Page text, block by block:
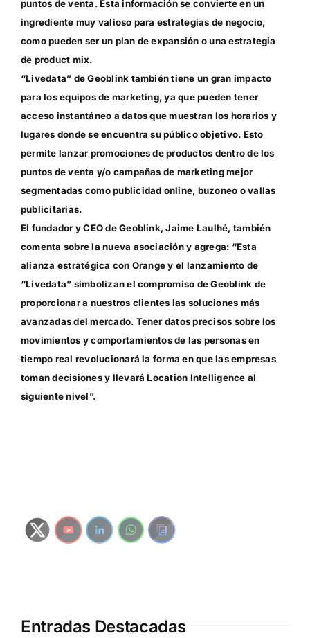
puntos de venta. Esta información se convierte en un
ingrediente muy valioso para estrategias de negocio,
como pueden ser un plan de expansión o una estrategia
de product mix.
“Livedata” de Geoblink también tiene un gran impacto
para los equipos de marketing, ya que pueden tener
acceso instantáneo a datos que muestran los horarios y
lugares donde se encuentra su público objetivo. Esto
permite lanzar promociones de productos dentro de los
puntos de venta y/o campañas de marketing mejor
segmentadas como publicidad online, buzoneo o vallas
publicitarias.
El fundador y CEO de Geoblink, Jaime Laulhé, también
comenta sobre la nueva asociación y agrega: “Esta
alianza estratégica con Orange y el lanzamiento de
“Livedata” simbolizan el compromiso de Geoblink de
proporcionar a nuestros clientes las soluciones más
avanzadas del mercado. Tener datos precisos sobre los
movimientos y comportamientos de las personas en
tiempo real revolucionará la forma en que las empresas
toman decisiones y llevará Location Intelligence al
siguiente nivel”.
Entradas Destacadas